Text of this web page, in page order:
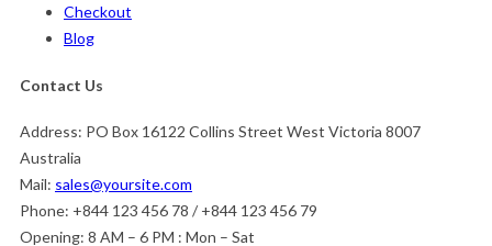
Checkout
Blog
Contact Us
Address: PO Box 16122 Collins Street West Victoria 8007
Australia
Mail: sales@yoursite.com
Phone: +844 123 456 78 / +844 123 456 79
Opening: 8 AM – 6 PM : Mon – Sat